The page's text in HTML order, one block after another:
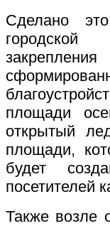
Сделано
площади
открытый
площади,
будет
посетителей
Также возле